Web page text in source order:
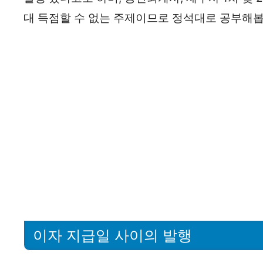
대 득점할 수 없는 주제이므로 정석대로 공부해
이자 지급일 사이의 발행